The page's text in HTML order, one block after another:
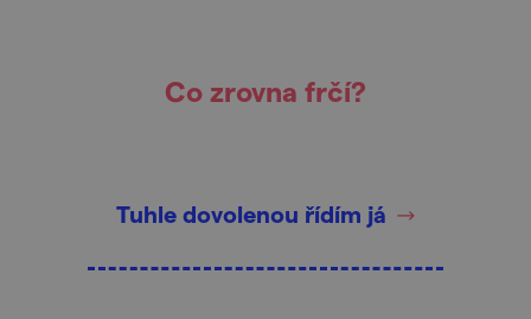
Co zrovna frčí?
Tuhle dovolenou řídím já